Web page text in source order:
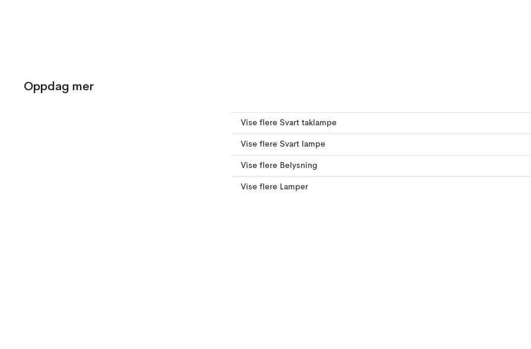
Oppdag mer
Vise flere Svart taklampe
Vise flere Svart lampe
Vise flere Belysning
Vise flere Lamper